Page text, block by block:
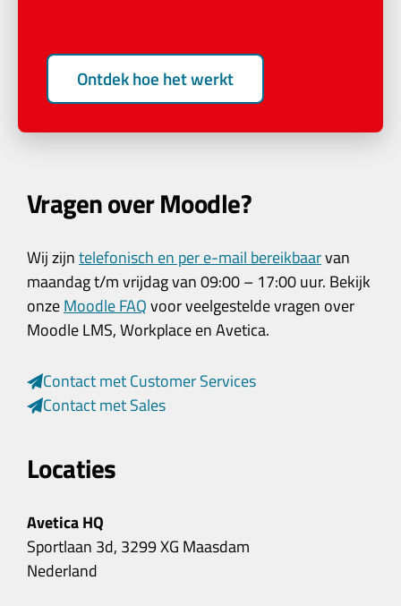
Ontdek hoe het werkt
Vragen over Moodle?
Wij zijntelefonisch en per e-mail bereikbaarvan
maandag t/m vrijdag van 09:00 – 17:00 uur. Bekijk
onzeMoodle FAQvoor veelgestelde vragen over
Moodle LMS, Workplace en Avetica.
Contact met Customer Services
Contact met Sales
Locaties
Avetica HQ
Sportlaan 3d, 3299 XG Maasdam
Nederland